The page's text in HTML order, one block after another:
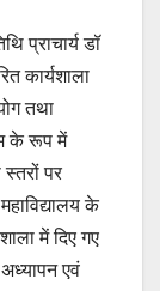
प्राचार्य डॉ
कार्यशाला
तथा
के रूप में
पर
के
में दिए गए
अध्यापन एवं